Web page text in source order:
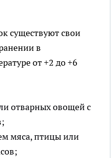
существуют свои
в
от +2 до +6
отварных овощей с
мяса, птицы или